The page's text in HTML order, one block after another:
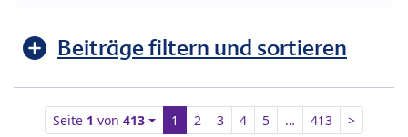
Beiträge filtern und sortieren
Seite 1 von413 1 2 3 4 5 … 413 >